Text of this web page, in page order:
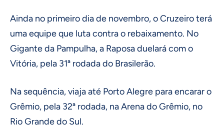
Ainda no primeiro dia de novembro, o Cruzeiro terá
uma equipe que luta contra o rebaixamento. No
Gigante da Pampulha, a Raposa duelará com o
Vitória, pela 31ª rodada do Brasilerão.
Na sequência, viaja até Porto Alegre para encarar o
Grêmio, pela 32ª rodada, na Arena do Grêmio, no
Rio Grande do Sul.